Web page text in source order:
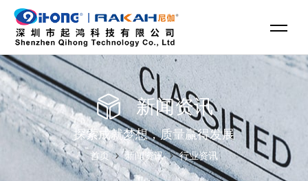
新闻资讯
探索成就梦想，质量赢得发展
首页 新闻资讯 行业资讯